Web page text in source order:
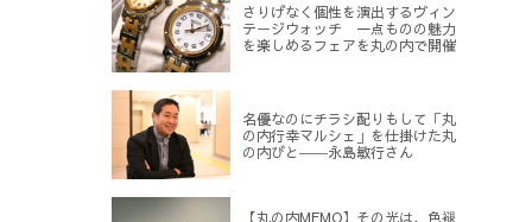
さりげなく個性を演出するヴィン
テージウォッチ 一点ものの魅力
を楽しめるフェアを丸の内で開催
名優なのにチラシ配りもして「丸
の内行幸マルシェ」を仕掛けた丸
の内びと――永島敏行さん
【丸の内MEMO】その光は、色褪